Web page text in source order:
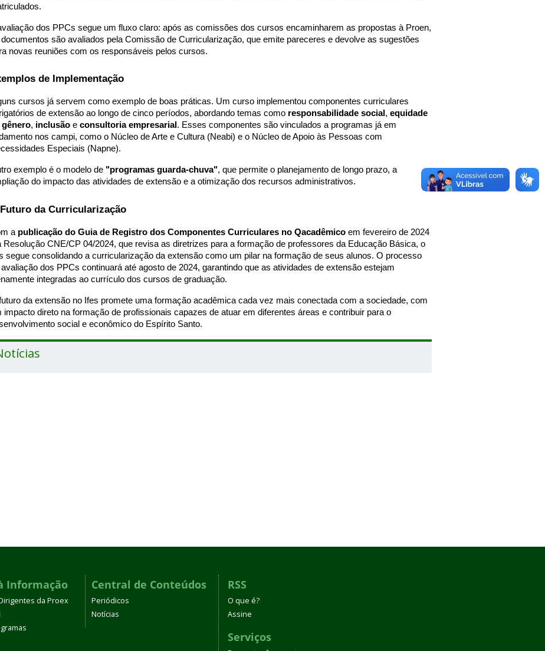
dos PPCs segue um fluxo claro: após as comissões dos cursos encaminharem as propostas à Proen,
são avaliados pela Comissão de Curricularização, que emite pareceres e devolve as sugestões
novas reuniões com os responsáveis pelos cursos.
de Implementação
cursos já servem como exemplo de boas práticas. Um curso implementou componentes curriculares
de extensão ao longo de cinco períodos, abordando temas como responsabilidade social , equidade
gênero, inclusão e consultoria empresarial . Esses componentes são vinculados a programas já em
nos campi, como o Núcleo de Arte e Cultura (Neabi) e o Núcleo de Apoio às Pessoas com
Especiais (Napne).
exemplo é o modelo de "programas guarda-chuva", que permite o planejamento de longo prazo, a
do impacto das atividades de extensão e a otimização dos recursos administrativos.
da Curricularização
a publicação do Guia de Registro dos Componentes Curriculares no Qacadêmico em fevereiro de 2024
Resolução CNE/CP 04/2024, que revisa as diretrizes para a formação de professores da Educação Básica, o
segue consolidando a curricularização da extensão como um pilar na formação de seus alunos. O processo
dos PPCs continuará até agosto de 2024, garantindo que as atividades de extensão estejam
integradas ao currículo dos cursos de graduação.
da extensão no Ifes promete uma formação acadêmica cada vez mais conectada com a sociedade, com
impacto direto na formação de profissionais capazes de atuar em diferentes áreas e contribuir para o
social e econômico do Espírito Santo.
Informação
da Proex
Central de Conteúdos
Periódicos
Notícias
RSS
O que é?
Assine
Serviços